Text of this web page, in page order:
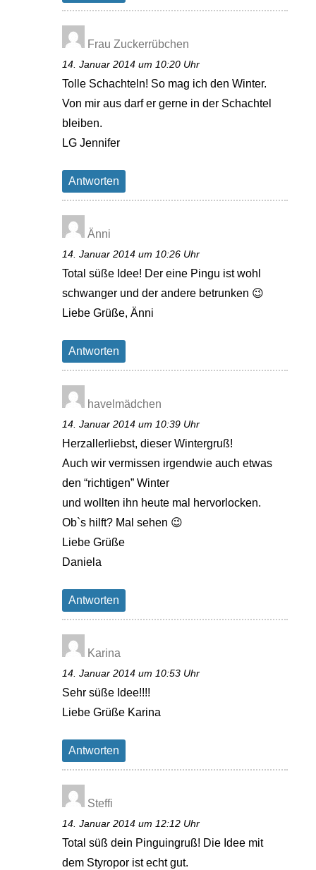
Frau Zuckerrübchen
14. Januar 2014 um 10:20 Uhr
Tolle Schachteln! So mag ich den Winter.
Von mir aus darf er gerne in der Schachtel
bleiben.
LG Jennifer
Antworten
Änni
14. Januar 2014 um 10:26 Uhr
Total süße Idee! Der eine Pingu ist wohl
schwanger und der andere betrunken 😉
Liebe Grüße, Änni
Antworten
havelmädchen
14. Januar 2014 um 10:39 Uhr
Herzallerliebst, dieser Wintergruß!
Auch wir vermissen irgendwie auch etwas
den “richtigen” Winter
und wollten ihn heute mal hervorlocken.
Ob`s hilft? Mal sehen 😉
Liebe Grüße
Daniela
Antworten
Karina
14. Januar 2014 um 10:53 Uhr
Sehr süße Idee!!!!
Liebe Grüße Karina
Antworten
Steffi
14. Januar 2014 um 12:12 Uhr
Total süß dein Pinguingruß! Die Idee mit
dem Styropor ist echt gut.